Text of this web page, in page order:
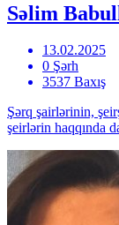
Səlim
13.02.2025
0 Şərh
3537 Baxış
Şərq şairlərinin,
şeirlərin haqqında